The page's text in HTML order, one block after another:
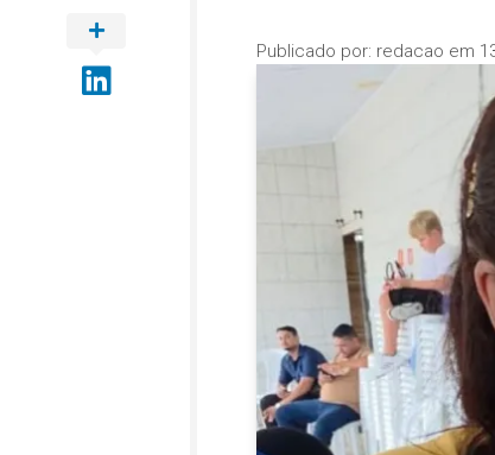
Publicado por: redacao em